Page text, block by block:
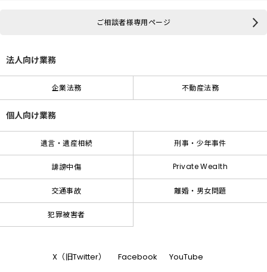
ご相談者様専用ページ
法人向け業務
企業法務 不動産法務
個人向け業務
遺言・遺産相続 刑事・少年事件
誹謗中傷 Private Wealth
交通事故 離婚・男女問題
犯罪被害者
X（旧Twitter） Facebook YouTube